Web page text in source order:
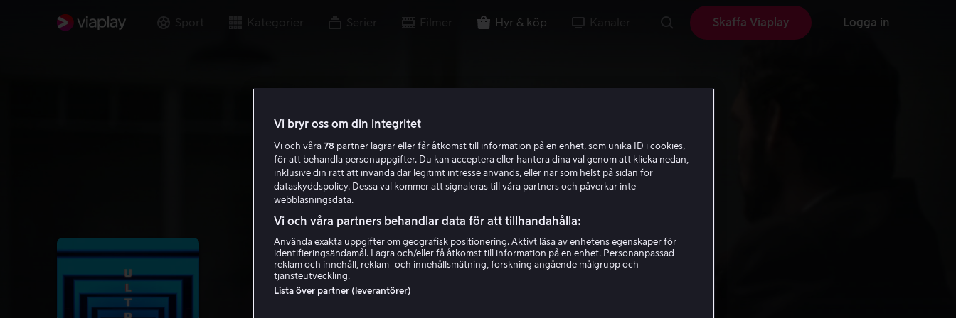
Sport Kategorier Serier Filmer Hyr & köp Kanaler Skaffa Viaplay Logga in
Vi bryr oss om din integritet
Vi och våra 78 partner lagrar eller får åtkomst till information på en enhet, som unika ID i cookies,
för att behandla personuppgifter. Du kan acceptera eller hantera dina val genom att klicka nedan,
inklusive din rätt att invända där legitimt intresse används, eller när som helst på sidan för
dataskyddspolicy. Dessa val kommer att signaleras till våra partners och påverkar inte
webbläsningsdata.
Vi och våra partners behandlar data för att tillhandahålla:
Använda exakta uppgifter om geografisk positionering. Aktivt läsa av enhetens egenskaper för
identifieringsändamål. Lagra och/eller få åtkomst till information på en enhet. Personanpassad
reklam och innehåll, reklam- och innehållsmätning, forskning angående målgrupp och
tjänsteutveckling.
Lista över partner (leverantörer)